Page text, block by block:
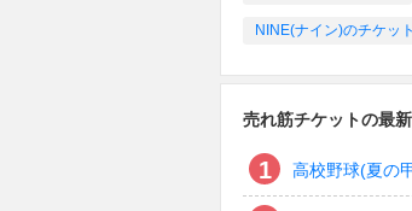
NINE(ナイン)のチケット
売れ筋チケットの最
高校野球(夏の